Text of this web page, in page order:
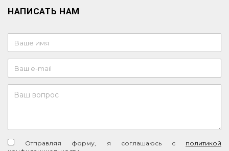
НАПИСАТЬ НАМ
Отправляя форму, я соглашаюсь c политикой